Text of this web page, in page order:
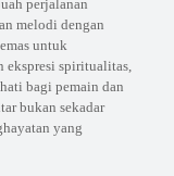
perjalanan
melodi dengan
untuk
ekspresi spiritualitas,
bagi pemain dan
bukan sekadar
yang